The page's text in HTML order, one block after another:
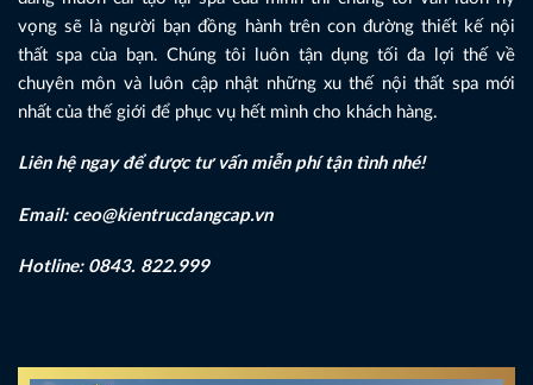
vọng sẽ là người bạn đồng hành trên con đường thiết kế nội
thất spa của bạn. Chúng tôi luôn tận dụng tối đa lợi thế về
chuyên môn và luôn cập nhật những xu thế nội thất spa mới
nhất của thế giới để phục vụ hết mình cho khách hàng.
Liên hệ ngay để được tư vấn miễn phí tận tình nhé!
Email: ceo@kientrucdangcap.vn
Hotline: 0843. 822.999